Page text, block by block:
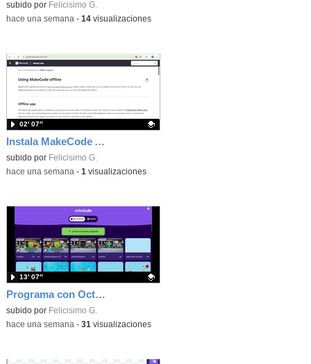
Contenido educativo.
subido por Felicisimo G.
-hace una semana - 14visualizaciones
Instala MakeCode Arcade offline para programar grandes juegos sin necesidad de Internet
Contenido educativo.
subido por Felicisimo G.
02′ 07″
-hace una semana - 1 visualizaciones
Programa con OctoStudio, un juego de disparos contra Zombies con un cargador basado en el House of the dead
Contenido educativo.
subido por Felicisimo G.
13′ 07″
-hace una semana - 31 visualizaciones